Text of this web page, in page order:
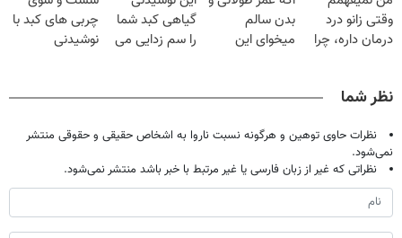
وقتی زانو درد
درمان داره، چرا
بدن سالم
میخوای این
گیاهی کبد شما
را سم زدایی می
چربی های کبد با
نوشیدنی
نظر شما
نظرات حاوی توهین و هرگونه نسبت ناروا به اشخاص حقیقی و حقوقی منتشر
نمی‌شود.
نظراتی که غیر از زبان فارسی یا غیر مرتبط با خبر باشد منتشر نمی‌شود.